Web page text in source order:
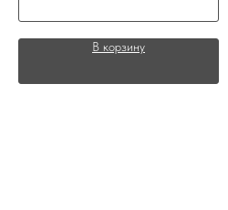
В корзину